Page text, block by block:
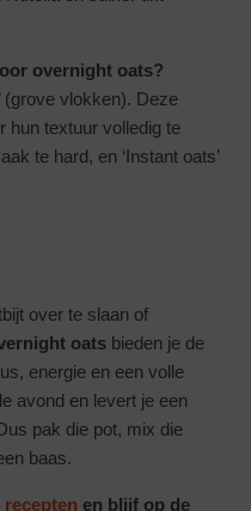
overnight oats?
(grove vlokken). Deze
hun textuur volledig te
te hard, en ‘Instant oats’
over te slaan of
oats bieden je de
energie en een volle
avond en levert je een
pak die pot, mix die
baas.
en blijf op de